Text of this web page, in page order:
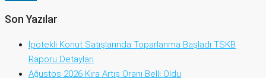
Son Yazılar
İpotekli Konut Satışlarında Toparlanma Başladı TSKB
Raporu Detayları
Ağustos 2026 Kira Artış Oranı Belli Oldu